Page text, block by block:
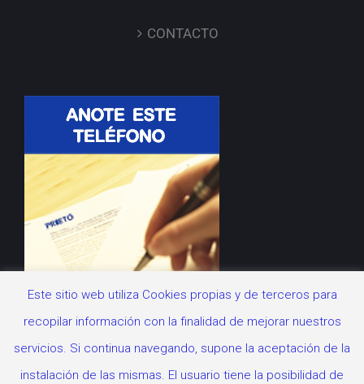
CONTACTO
Este sitio web utiliza Cookies propias y de terceros para
recopilar información con la finalidad de mejorar nuestros
servicios. Si continua navegando, supone la aceptación de la
instalación de las mismas. El usuario tiene la posibilidad de